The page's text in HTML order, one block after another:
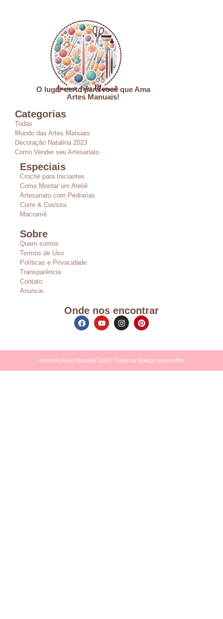
O lugar certo para você que Ama
Artes Manuais!
Categorias
Todas
Mundo das Artes Manuais
Decoração Natalina 2023
Como Vender seu Artesanato
Especiais
Crochê para Iniciantes
Como Montar um Ateliê
Artesanato com Pedrarias
Corte & Costura
Macramê
Sobre
Quem somos
Termos de Uso
Políticas e Privacidade
Transparência
Contato
Anuncie
Onde nos encontrar
Amamos Artes Manuais 2023 | Todos os direitos reservados